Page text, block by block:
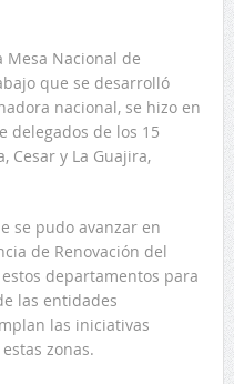
Mesa Nacional de
que se desarrolló
nacional, se hizo en
delegados de los 15
Cesar y La Guajira,
se pudo avanzar en
de Renovación del
departamentos para
las entidades
las iniciativas
zonas.